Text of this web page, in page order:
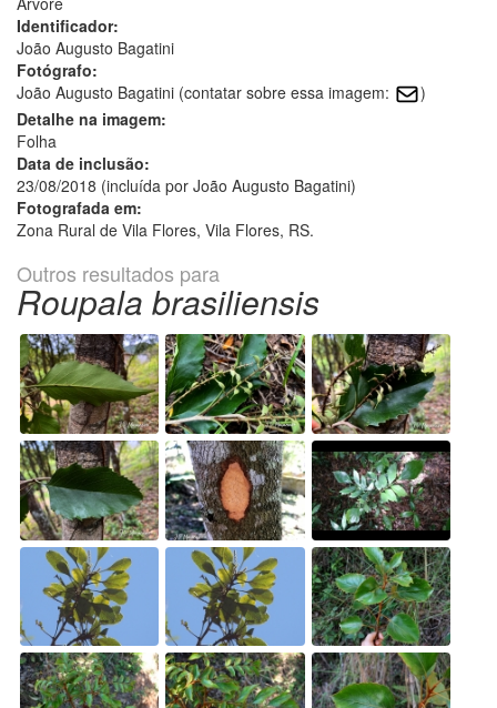
Identificador:
João Augusto Bagatini
Fotógrafo:
João Augusto Bagatini (contatar sobre essa imagem:
)
Detalhe na imagem:
Folha
Data de inclusão:
23/08/2018 (incluída por João Augusto Bagatini)
Fotografada em:
Zona Rural de Vila Flores, Vila Flores, RS.
Outros resultados para
Roupala brasiliensis